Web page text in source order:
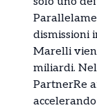
dismissioni
Marelli
miliardi.
PartnerRe